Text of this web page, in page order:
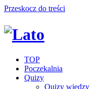
Przeskocz do treści
TOP
Poczekalnia
Quizy
Quizy wiedzy